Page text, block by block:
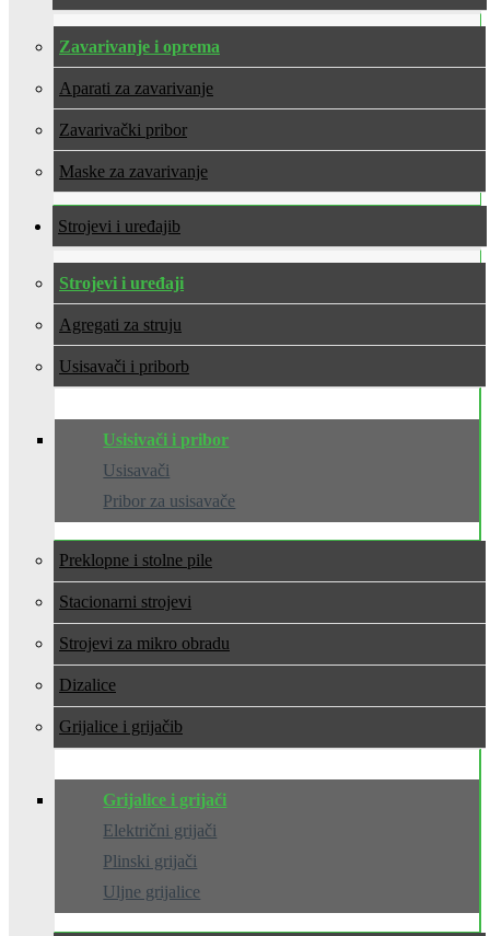
Zavarivanje i oprema
Aparati za zavarivanje
Zavarivački pribor
Maske za zavarivanje
Strojevi i uređaji
Strojevi i uređaji
Agregati za struju
Usisavači i pribor
Usisivači i pribor
Usisavači
Pribor za usisavače
Preklopne i stolne pile
Stacionarni strojevi
Strojevi za mikro obradu
Dizalice
Grijalice i grijači
Grijalice i grijači
Električni grijači
Plinski grijači
Uljne grijalice